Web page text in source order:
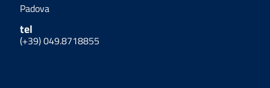
Padova
tel
(+39) 049.8718855